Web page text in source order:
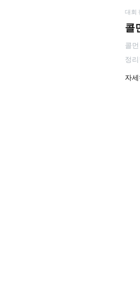
대회
콜
콜
정리
자